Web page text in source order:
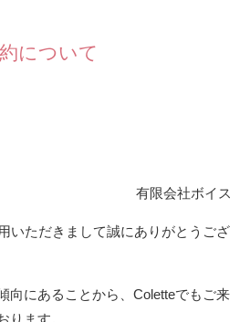
について
有限会社ボイス
いただきまして誠にありがとうござ
向にあることから、Coletteでもご来
ります。